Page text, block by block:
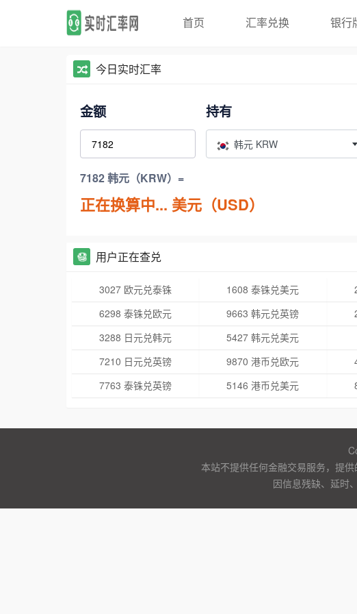
首页 汇率兑换 银行
今日实时汇率
金额 持有
韩元 KRW
7182 韩元（KRW）=
正在换算中... 美元（USD）
用户正在查兑
3027 欧元兑泰铢 1608 泰铢兑美元
6298 泰铢兑欧元
9663 韩元兑英镑
3288 日元兑韩元
5427 韩元兑美元
7210 日元兑英镑
9870 港币兑欧元
7763 泰铢兑英镑
5146 港币兑美元
本站不提供任何金融交易服务，提
因信息残缺、延时